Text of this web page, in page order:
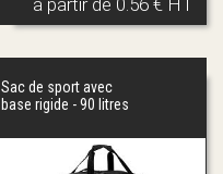
Sac de sport avec
base rigide - 90 litres